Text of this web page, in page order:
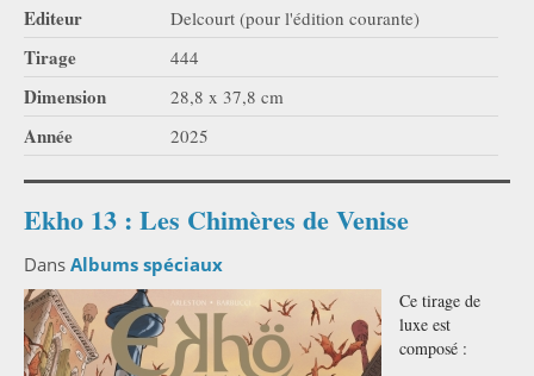
Editeur Delcourt (pour l'édition courante)
Tirage 444
Dimension 28,8 x 37,8 cm
Année 2025
Ekho 13 : Les Chimères de Venise
Dans Albums spéciaux
Ce tirage de
luxe est
composé :